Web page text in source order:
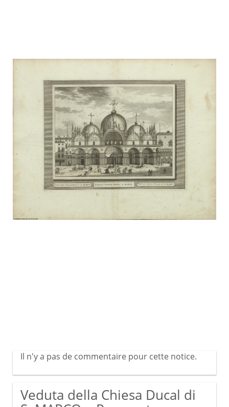
Il n'y a pas de commentaire pour cette notice.
Veduta della Chiesa Ducal di